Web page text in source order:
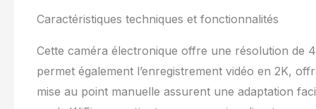
microscopes
vous permet
Caractéristiques techniques et fonctionnalités
Cette caméra électronique offre une résolution de
permet également l’enregistrement vidéo en 2K,
mise au point manuelle assurent une adaptation